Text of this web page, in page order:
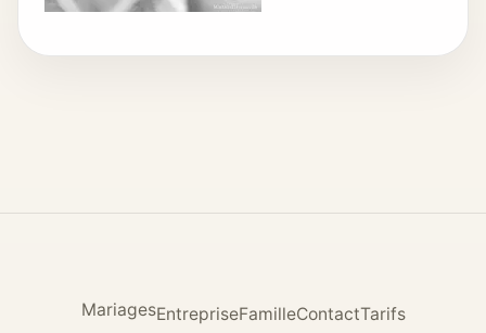
MariagesEntrepriseFamilleContactTarifs